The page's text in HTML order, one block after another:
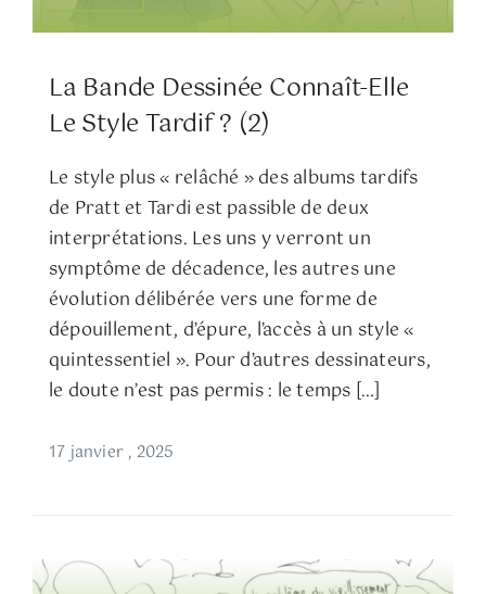
La Bande Dessinée Connaît-Elle
Le Style Tardif ? (2)
Le style plus « relâché » des albums tardifs
de Pratt et Tardi est passible de deux
interprétations. Les uns y verront un
symptôme de décadence, les autres une
évolution délibérée vers une forme de
dépouillement, d’épure, l’accès à un style «
quintessentiel ». Pour d’autres dessinateurs,
le doute n’est pas permis : le temps […]
17 janvier , 2025